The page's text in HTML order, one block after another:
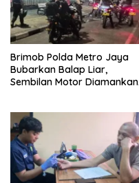
Brimob Polda Metro Jaya
Bubarkan Balap Liar,
Sembilan Motor Diamankan